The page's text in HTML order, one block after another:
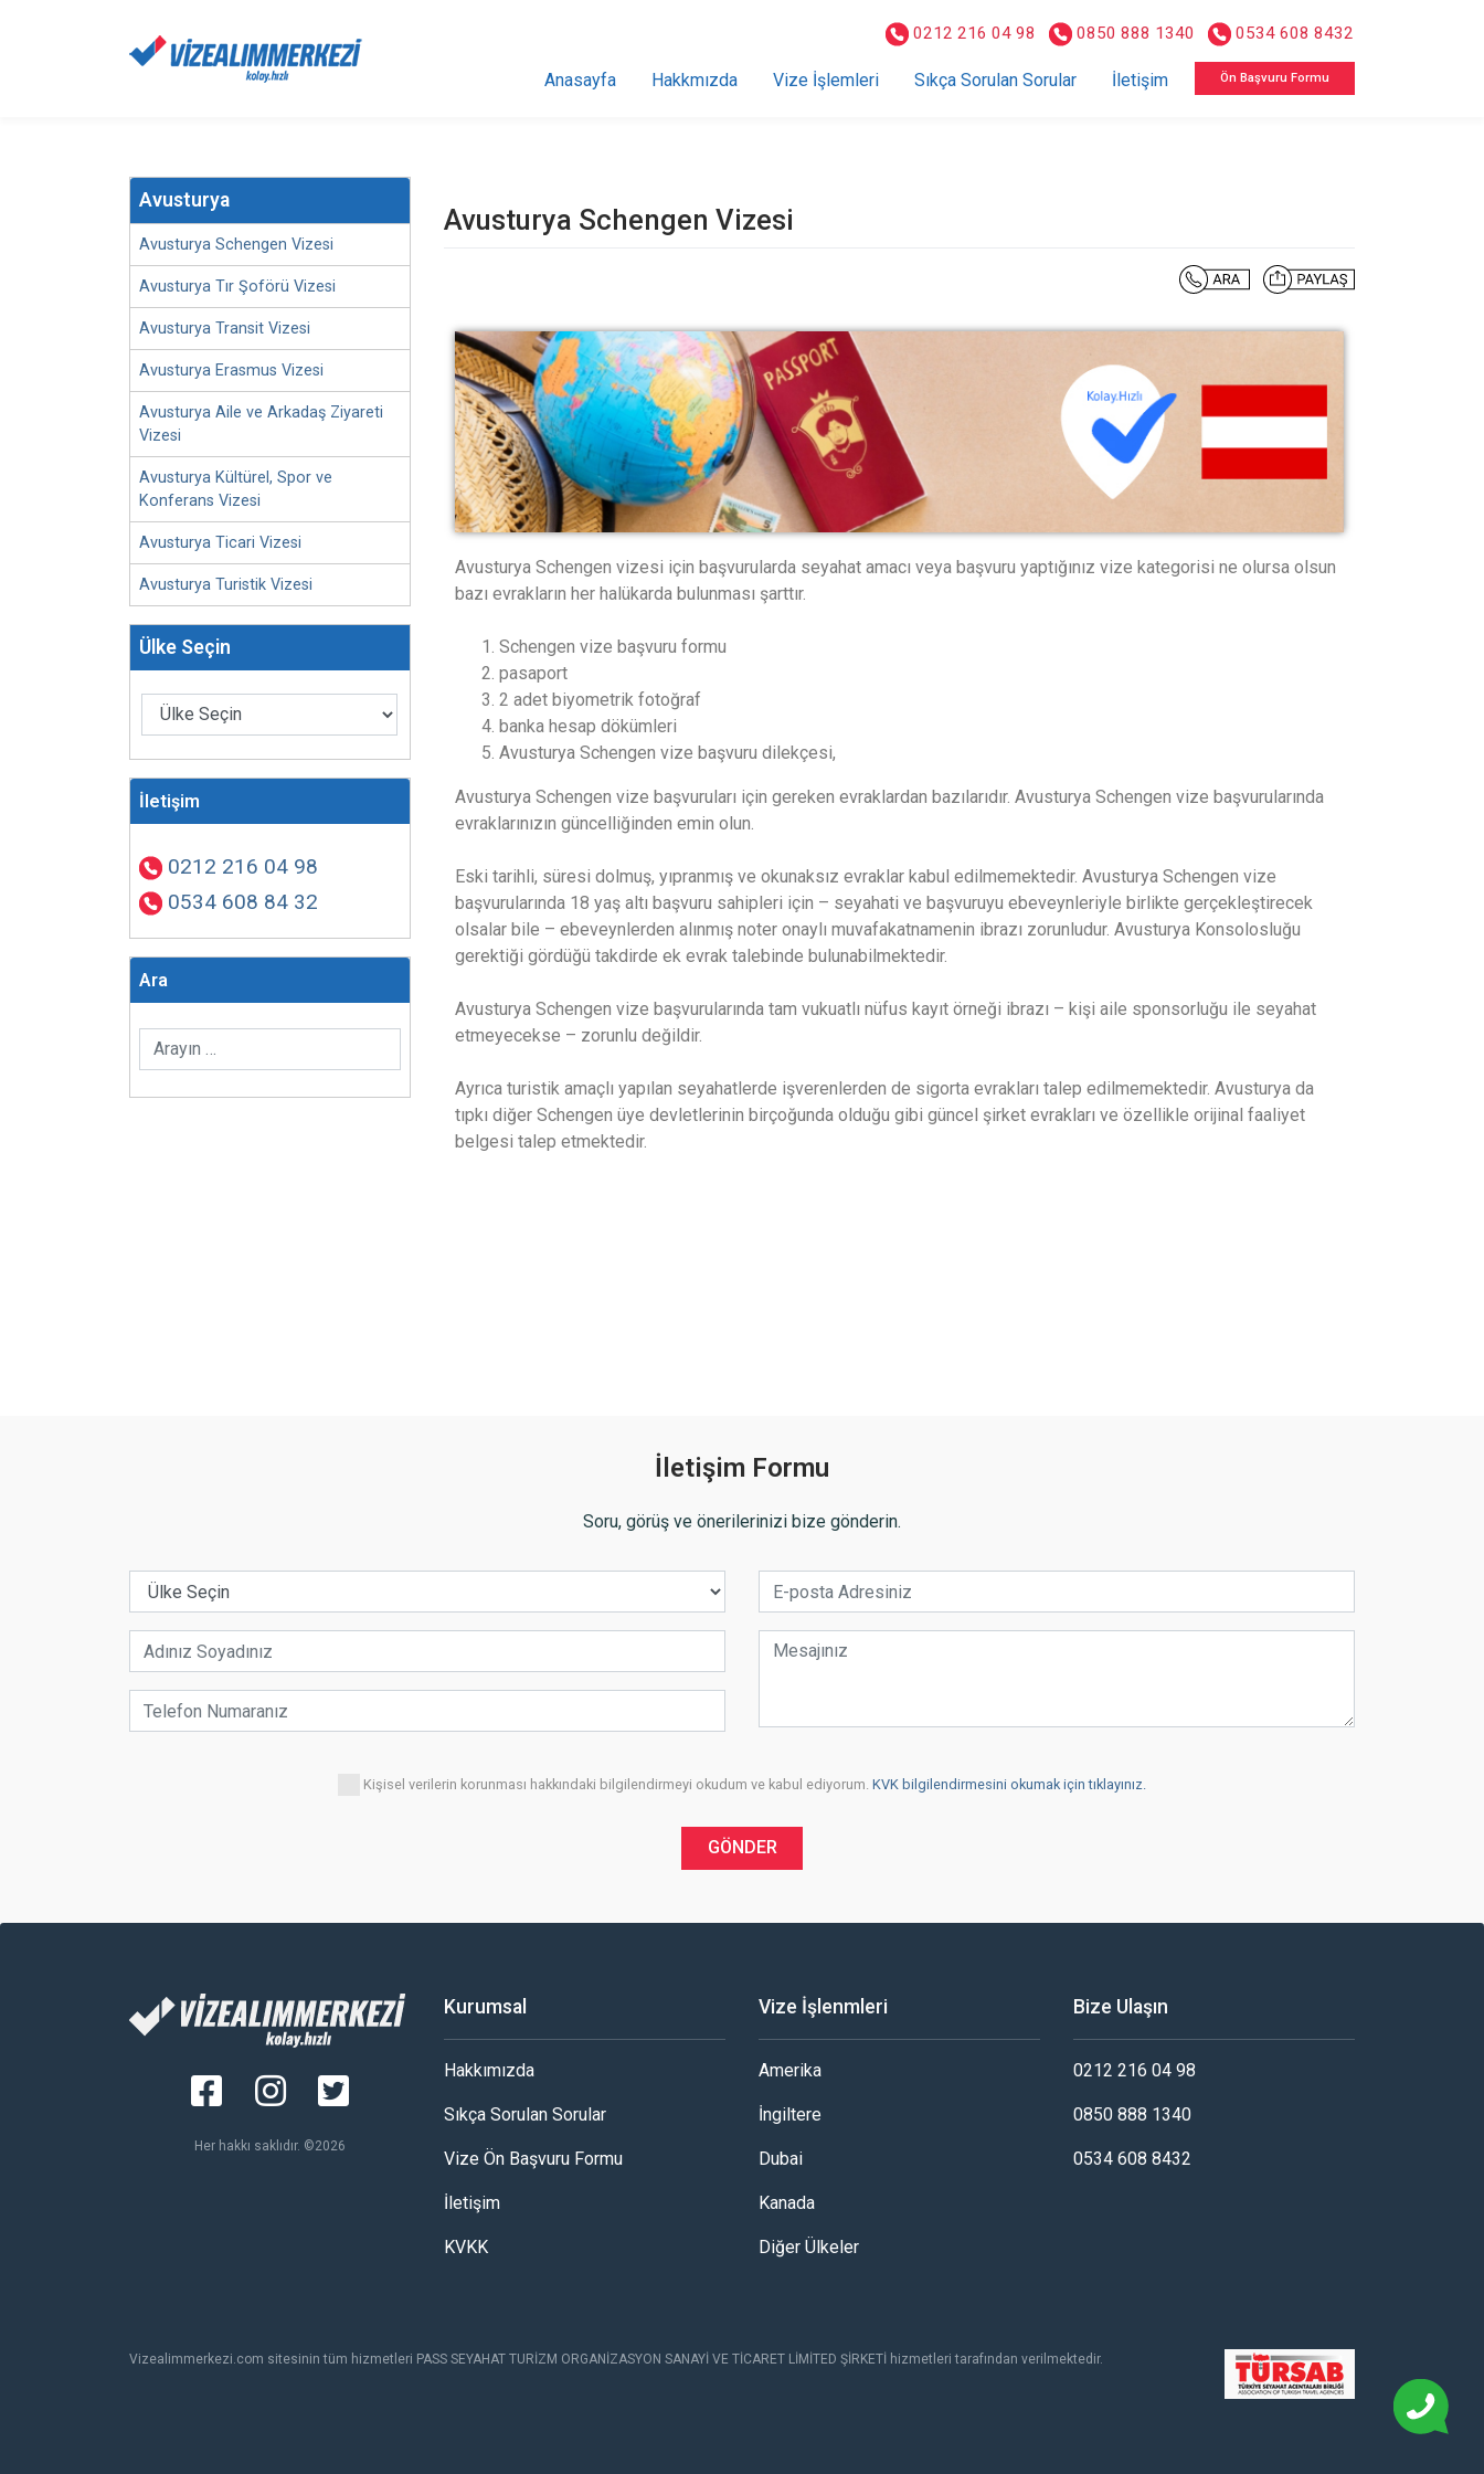
0212 216 04 98 0850 888 1340 0534 608 8432
Anasayfa Hakkmızda Vize İşlemleri Sıkça Sorulan Sorular İletişim Ön Başvuru Formu
Avusturya
Avusturya Schengen Vizesi
Avusturya Tır Şoförü Vizesi
Avusturya Transit Vizesi
Avusturya Erasmus Vizesi
Avusturya Aile ve Arkadaş Ziyareti
Vizesi
Avusturya Kültürel, Spor ve
Konferans Vizesi
Avusturya Ticari Vizesi
Avusturya Turistik Vizesi
Ülke Seçin
İletişim
0212 216 04 98
0534 608 84 32
Ara
Avusturya Schengen Vizesi
Avusturya Schengen vizesi için başvurularda seyahat amacı veya başvuru yaptığınız vize kategorisi ne olursa olsun
bazı evrakların her halükarda bulunması şarttır.
Schengen vize başvuru formu
pasaport
2 adet biyometrik fotoğraf
banka hesap dökümleri
Avusturya Schengen vize başvuru dilekçesi,
Avusturya Schengen vize başvuruları için gereken evraklardan bazılarıdır. Avusturya Schengen vize başvurularında
evraklarınızın güncelliğinden emin olun.
Eski tarihli, süresi dolmuş, yıpranmış ve okunaksız evraklar kabul edilmemektedir. Avusturya Schengen vize
başvurularında 18 yaş altı başvuru sahipleri için – seyahati ve başvuruyu ebeveynleriyle birlikte gerçekleştirecek
olsalar bile – ebeveynlerden alınmış noter onaylı muvafakatnamenin ibrazı zorunludur. Avusturya Konsolosluğu
gerektiği gördüğü takdirde ek evrak talebinde bulunabilmektedir.
Avusturya Schengen vize başvurularında tam vukuatlı nüfus kayıt örneği ibrazı – kişi aile sponsorluğu ile seyahat
etmeyecekse – zorunlu değildir.
Ayrıca turistik amaçlı yapılan seyahatlerde işverenlerden de sigorta evrakları talep edilmemektedir. Avusturya da
tıpkı diğer Schengen üye devletlerinin birçoğunda olduğu gibi güncel şirket evrakları ve özellikle orijinal faaliyet
belgesi talep etmektedir.
İletişim Formu
Soru, görüş ve önerilerinizi bize gönderin.
Kişisel verilerin korunması hakkındaki bilgilendirmeyi okudum ve kabul ediyorum. KVK bilgilendirmesini okumak için tıklayınız.
GÖNDER
Her hakkı saklıdır. ©2026
Kurumsal
Hakkımızda
Sıkça Sorulan Sorular
Vize Ön Başvuru Formu
İletişim
KVKK
Vize İşlenmleri
Amerika
İngiltere
Dubai
Kanada
Diğer Ülkeler
Bize Ulaşın
0212 216 04 98
0850 888 1340
0534 608 8432
Vizealimmerkezi.com sitesinin tüm hizmetleri PASS SEYAHAT TURİZM ORGANİZASYON SANAYİ VE TİCARET LİMİTED ŞİRKETİ hizmetleri tarafından verilmektedir.